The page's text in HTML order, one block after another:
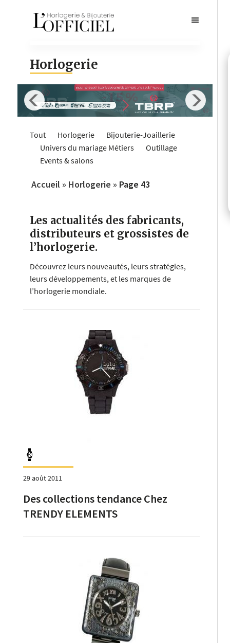
Horlogerie
Tout Horlogerie
Bijouterie-Joaillerie
Univers du mariage Métiers
Outillage
Events & salons
Accueil » Horlogerie » Page 43
Les actualités des fabricants,
distributeurs et grossistes de
l’horlogerie.
Découvrez leurs nouveautés, leurs stratégies,
leurs développements, et les marques de
l’horlogerie mondiale.
29 août 2011
Des collections tendance Chez
TRENDY ELEMENTS